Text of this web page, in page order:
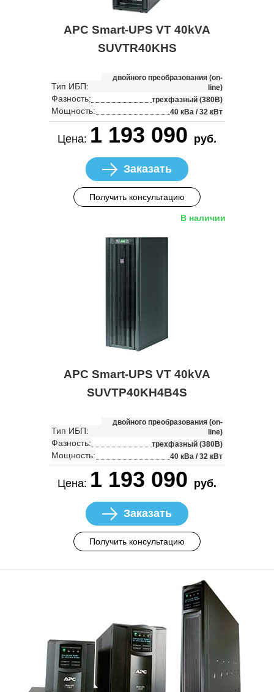
APC Smart-UPS VT 40kVA
SUVTR40KHS
Тип ИБП:
двойного преобразования (on-
line)
Фазность: трехфазный (380В)
Мощность: 40 кВа / 32 кВт
Цена: 1 193 090 руб.
Заказать
Получить консультацию
В наличии
APC Smart-UPS VT 40kVA
SUVTP40KH4B4S
Тип ИБП:
двойного преобразования (on-
line)
Фазность: трехфазный (380В)
Мощность: 40 кВа / 32 кВт
Цена: 1 193 090 руб.
Заказать
Получить консультацию